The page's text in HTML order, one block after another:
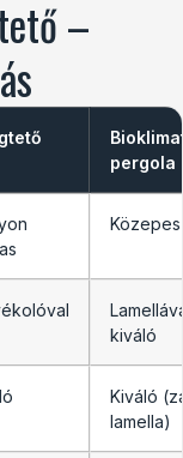
–
pergola
Közepes
kiváló
Kiváló
lamella)